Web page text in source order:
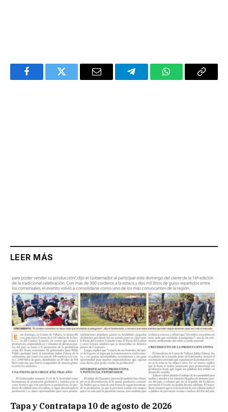
FacebookTwitter Email TelegramWhatsAppCopy
LEER MÁS
Tapa y Contratapa 10 de agosto de 2026